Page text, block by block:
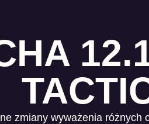
zmiany wyważenia różnych